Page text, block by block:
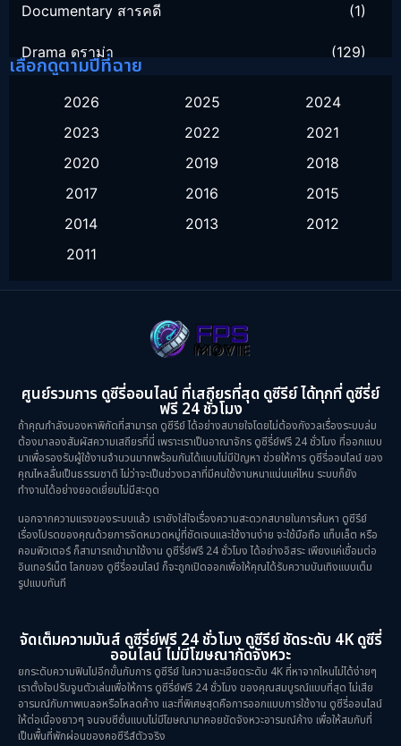
Documentary สารคดี (1)
Drama ดราม่า (129)
Family ครอบครัว
Fantasy จินตนาการ
History ประวัติศาสตร์
Horror สยองขวัญ
Mystery ลึกลับ (52)
Period ย้อนยุค (38)
Psychological จิตวิทยา (28)
Revenge
Romance โรแมนติก
Sci-Fi วิทยาศาสตร์ (5)
Science (1)
เลือกดูตามปีที่ฉาย
2026 2025
2024
2023
2022
2021
2020
2019
2018
2017
2016
2015
2014
2013
2012
2011
ศูนย์รวมการ ดูซีรี่ออนไลน์ ที่เสถียรที่สุด ดูซีรีย์ ได้ทุกที่ ดูซีรี่ย์
ฟรี 24 ชั่วโมง
ถ้าคุณกำลังมองหาพิกัดที่สามารถ ดูซีรีย์ ได้อย่างสบายใจโดยไม่ต้องกังวลเรื่องระบบล่ม
ต้องมาลองสัมผัสความเสถียรที่นี่ เพราะเราเป็นอาณาจักร ดูซีรี่ย์ฟรี 24 ชั่วโมง ที่ออกแบบ
มาเพื่อรองรับผู้ใช้งานจำนวนมากพร้อมกันได้แบบไม่มีปัญหา ช่วยให้การ ดูซีรี่ออนไลน์ ของ
คุณไหลลื่นเป็นธรรมชาติ ไม่ว่าจะเป็นช่วงเวลาที่มีคนใช้งานหนาแน่นแค่ไหน ระบบก็ยัง
ทำงานได้อย่างยอดเยี่ยมไม่มีสะดุด
นอกจากความแรงของระบบแล้ว เรายังใส่ใจเรื่องความสะดวกสบายในการค้นหา ดูซีรีย์
เรื่องโปรดของคุณด้วยการจัดหมวดหมู่ที่ชัดเจนและใช้งานง่าย จะใช้มือถือ แท็บเล็ต หรือ
คอมพิวเตอร์ ก็สามารถเข้ามาใช้งาน ดูซีรี่ย์ฟรี 24 ชั่วโมง ได้อย่างอิสระ เพียงแค่เชื่อมต่อ
อินเทอร์เน็ต โลกของ ดูซีรี่ออนไลน์ ก็จะถูกเปิดออกเพื่อให้คุณได้รับความบันเทิงแบบเต็ม
รูปแบบทันที
จัดเต็มความมันส์ ดูซีรี่ย์ฟรี 24 ชั่วโมง ดูซีรีย์ ชัดระดับ 4K ดูซีรี่
ออนไลน์ ไม่มีโฆษณากัดจังหวะ
ยกระดับความฟินไปอีกขั้นกับการ ดูซีรีย์ ในความละเอียดระดับ 4K ที่หาจากไหนไม่ได้ง่ายๆ
เราตั้งใจปรับจูนตัวเล่นเพื่อให้การ ดูซีรี่ย์ฟรี 24 ชั่วโมง ของคุณสมบูรณ์แบบที่สุด ไม่เสีย
อารมณ์กับภาพเบลอหรือโหลดค้าง และที่พิเศษสุดคือการออกแบบการใช้งาน ดูซีรี่ออนไลน์
ให้ต่อเนื่องยาวๆ จนจบซีซั่นแบบไม่มีโฆษณามาคอยขัดจังหวะอารมณ์ค้าง เพื่อให้สมกับที่
เป็นพื้นที่พักผ่อนของคอซีรีส์ตัวจริง